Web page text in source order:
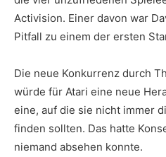
Activision. Einer davon war
Pitfall zu einem der ersten
Die neue Konkurrenz durch
würde für Atari eine neue
eine, auf die sie nicht immer
finden sollten. Das hatte
niemand absehen konnte.